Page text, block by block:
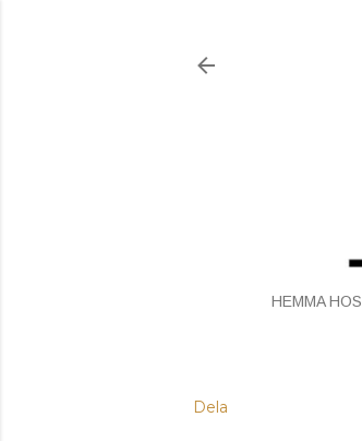
HEMMA HOS
Dela